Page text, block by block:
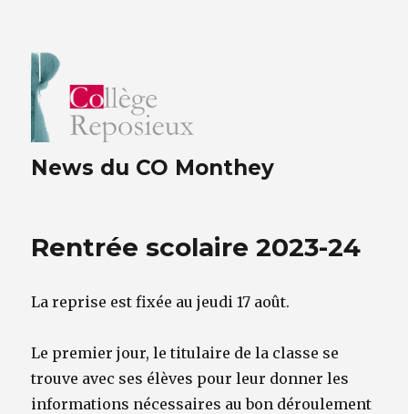
News du CO Monthey
Rentrée scolaire 2023-24
La reprise est fixée aujeudi 17 août.
Le premier jour, le titulaire de la classe se
trouve avec ses élèves pour leur donner les
informations nécessaires au bon déroulement